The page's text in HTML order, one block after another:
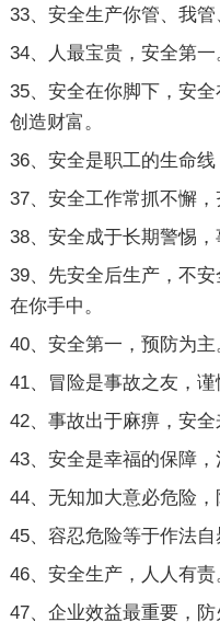
33、安全生产你管、我管
34、人最宝贵，安全第一
35、安全在你脚下，安
创造财富。
36、安全是职工的生命线
37、安全工作常抓不懈，
38、安全成于长期警惕，
39、先安全后生产，不
在你手中。
40、安全第一，预防为主
41、冒险是事故之友，谨
42、事故出于麻痹，安全
43、安全是幸福的保障，
44、无知加大意必危险，
45、容忍危险等于作法自
46、安全生产，人人有责
47、企业效益最重要，防